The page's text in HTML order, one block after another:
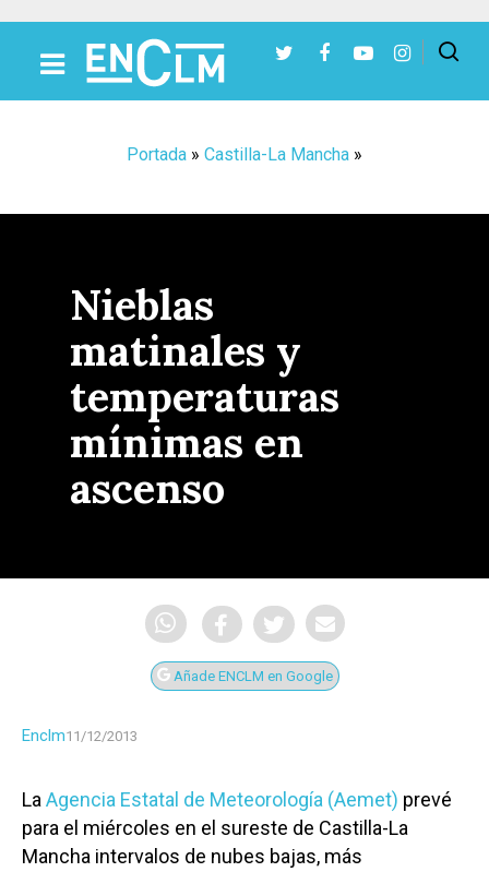
Portada » Castilla-La Mancha »
Nieblas
matinales y
temperaturas
mínimas en
ascenso
Añade ENCLM en Google
Enclm11/12/2013
La Agencia Estatal de Meteorología (Aemet) prevé
para el miércoles en el sureste de Castilla-La
Mancha intervalos de nubes bajas, más